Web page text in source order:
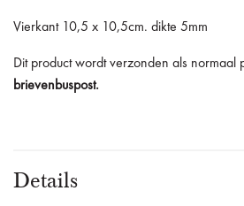
Vierkant 10,5 x 10,5cm. dikte 5mm
Dit product wordt verzonden als normaal
brievenbuspost.
Details